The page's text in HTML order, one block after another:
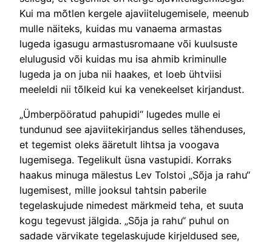
Kui ma mõtlen kergele ajaviitelugemisele, meenub
mulle näiteks, kuidas mu vanaema armastas
lugeda igasugu armastusromaane või kuulsuste
elulugusid või kuidas mu isa ahmib kriminulle
lugeda ja on juba nii haakes, et loeb ühtviisi
meeleldi nii tõlkeid kui ka venekeelset kirjandust.
„Ümberpööratud pahupidi“ lugedes mulle ei
tundunud see ajaviitekirjandus selles tähenduses,
et tegemist oleks ääretult lihtsa ja voogava
lugemisega. Tegelikult üsna vastupidi. Korraks
haakus minuga mälestus Lev Tolstoi „Sõja ja rahu“
lugemisest, mille jooksul tahtsin paberile
tegelaskujude nimedest märkmeid teha, et suuta
kogu tegevust jälgida. „Sõja ja rahu“ puhul on
sadade värvikate tegelaskujude kirjeldused see,